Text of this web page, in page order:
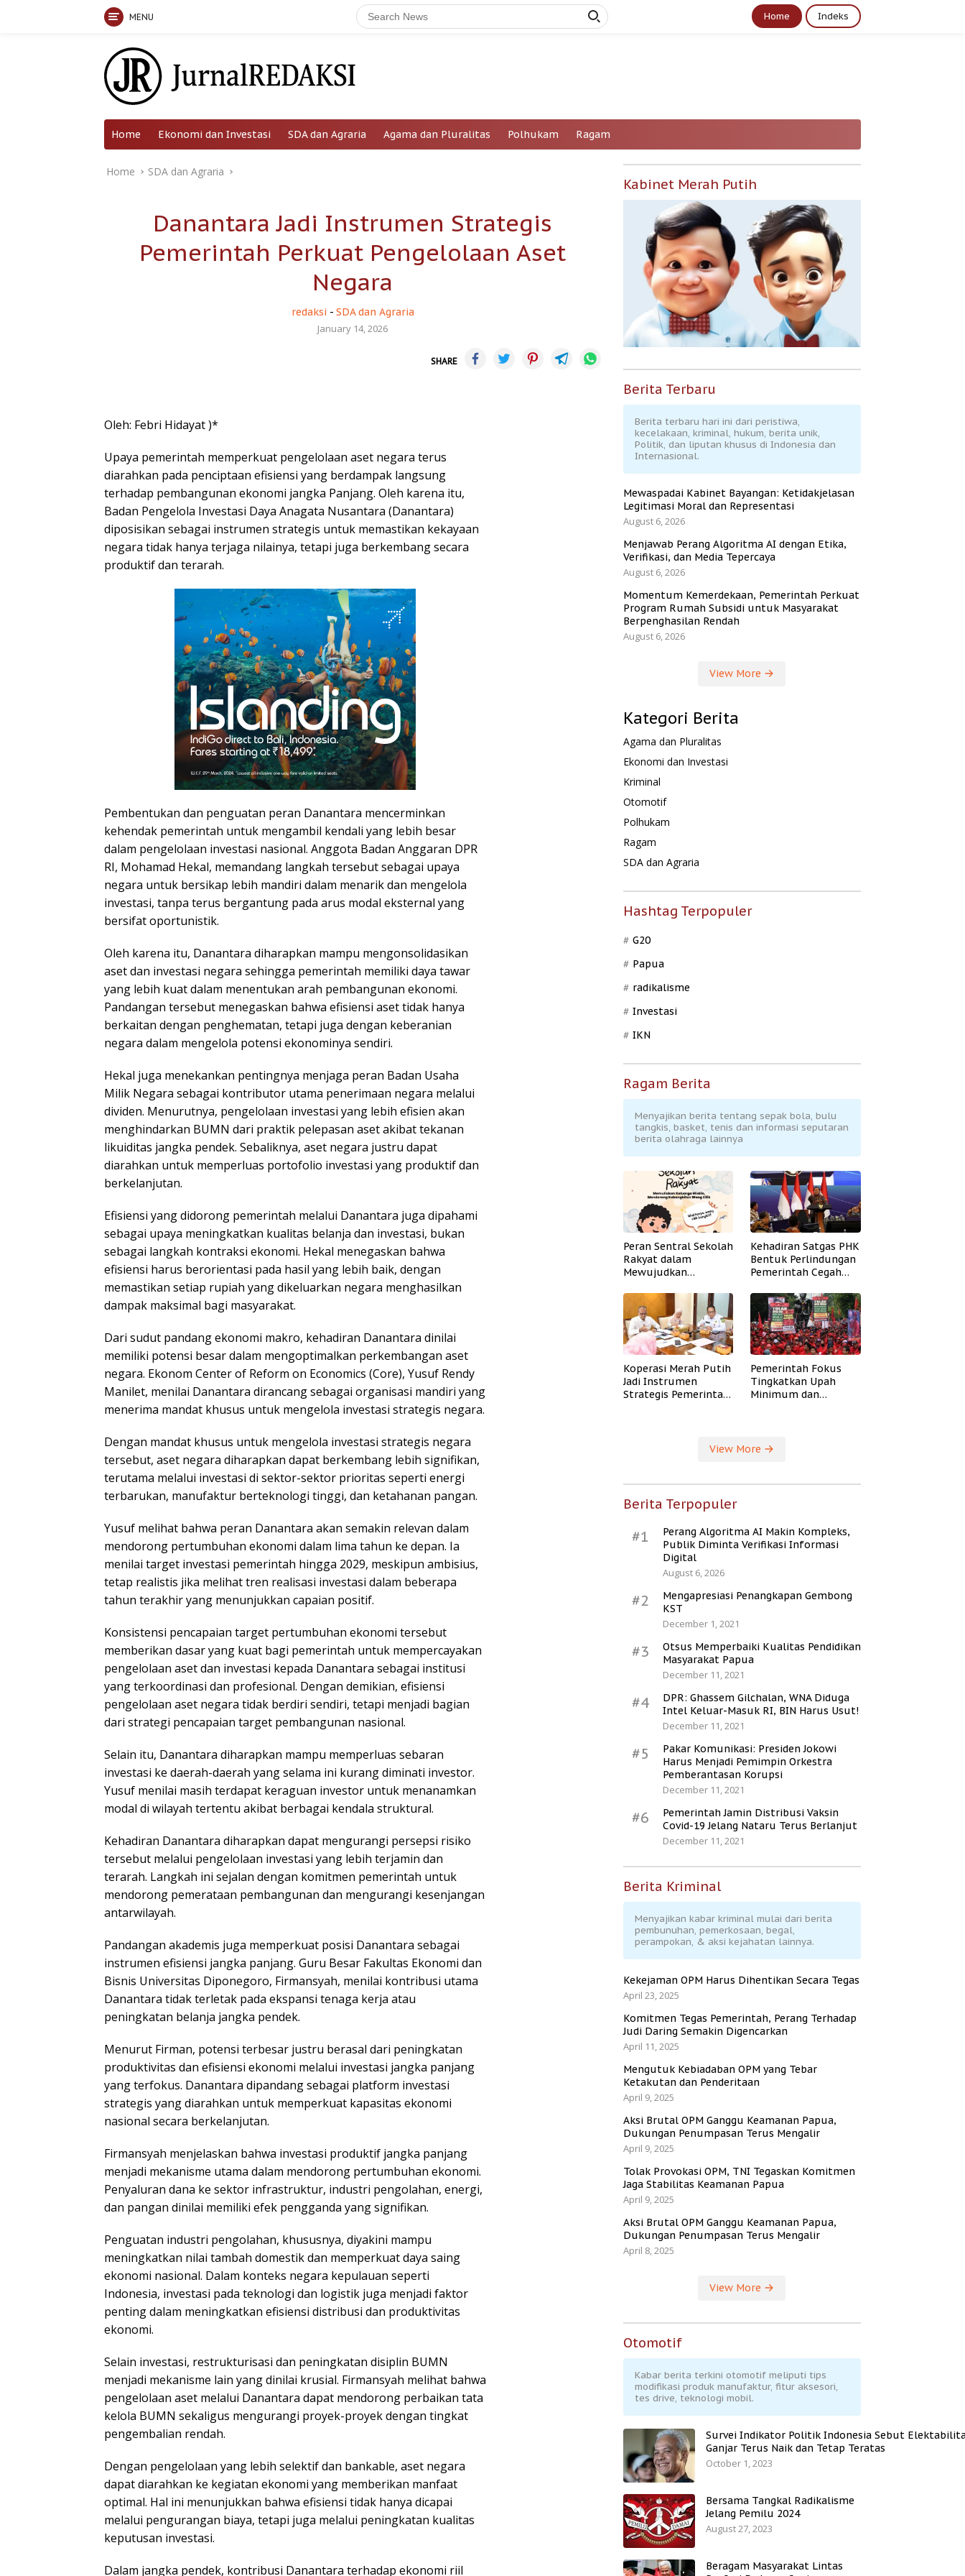
MENU Home Indeks
Home Ekonomi dan Investasi SDA dan Agraria Agama dan Pluralitas Polhukam Ragam
Home SDA dan Agraria
Danantara Jadi Instrumen Strategis
Pemerintah Perkuat Pengelolaan Aset
Negara
redaksi - SDA dan Agraria
January 14, 2026
SHARE
Oleh: Febri Hidayat )*
Upaya pemerintah memperkuat pengelolaan aset negara terus
diarahkan pada penciptaan efisiensi yang berdampak langsung
terhadap pembangunan ekonomi jangka Panjang. Oleh karena itu,
Badan Pengelola Investasi Daya Anagata Nusantara (Danantara)
diposisikan sebagai instrumen strategis untuk memastikan kekayaan
negara tidak hanya terjaga nilainya, tetapi juga berkembang secara
produktif dan terarah.
Pembentukan dan penguatan peran Danantara mencerminkan
kehendak pemerintah untuk mengambil kendali yang lebih besar
dalam pengelolaan investasi nasional. Anggota Badan Anggaran DPR
RI, Mohamad Hekal, memandang langkah tersebut sebagai upaya
negara untuk bersikap lebih mandiri dalam menarik dan mengelola
investasi, tanpa terus bergantung pada arus modal eksternal yang
bersifat oportunistik.
Oleh karena itu, Danantara diharapkan mampu mengonsolidasikan
aset dan investasi negara sehingga pemerintah memiliki daya tawar
yang lebih kuat dalam menentukan arah pembangunan ekonomi.
Pandangan tersebut menegaskan bahwa efisiensi aset tidak hanya
berkaitan dengan penghematan, tetapi juga dengan keberanian
negara dalam mengelola potensi ekonominya sendiri.
Hekal juga menekankan pentingnya menjaga peran Badan Usaha
Milik Negara sebagai kontributor utama penerimaan negara melalui
dividen. Menurutnya, pengelolaan investasi yang lebih efisien akan
menghindarkan BUMN dari praktik pelepasan aset akibat tekanan
likuiditas jangka pendek. Sebaliknya, aset negara justru dapat
diarahkan untuk memperluas portofolio investasi yang produktif dan
berkelanjutan.
Efisiensi yang didorong pemerintah melalui Danantara juga dipahami
sebagai upaya meningkatkan kualitas belanja dan investasi, bukan
sebagai langkah kontraksi ekonomi. Hekal menegaskan bahwa
efisiensi harus berorientasi pada hasil yang lebih baik, dengan
memastikan setiap rupiah yang dikeluarkan negara menghasilkan
dampak maksimal bagi masyarakat.
Dari sudut pandang ekonomi makro, kehadiran Danantara dinilai
memiliki potensi besar dalam mengoptimalkan perkembangan aset
negara. Ekonom Center of Reform on Economics (Core), Yusuf Rendy
Manilet, menilai Danantara dirancang sebagai organisasi mandiri yang
menerima mandat khusus untuk mengelola investasi strategis negara.
Dengan mandat khusus untuk mengelola investasi strategis negara
tersebut, aset negara diharapkan dapat berkembang lebih signifikan,
terutama melalui investasi di sektor-sektor prioritas seperti energi
terbarukan, manufaktur berteknologi tinggi, dan ketahanan pangan.
Yusuf melihat bahwa peran Danantara akan semakin relevan dalam
mendorong pertumbuhan ekonomi dalam lima tahun ke depan. Ia
menilai target investasi pemerintah hingga 2029, meskipun ambisius,
tetap realistis jika melihat tren realisasi investasi dalam beberapa
tahun terakhir yang menunjukkan capaian positif.
Konsistensi pencapaian target pertumbuhan ekonomi tersebut
memberikan dasar yang kuat bagi pemerintah untuk mempercayakan
pengelolaan aset dan investasi kepada Danantara sebagai institusi
yang terkoordinasi dan profesional. Dengan demikian, efisiensi
pengelolaan aset negara tidak berdiri sendiri, tetapi menjadi bagian
dari strategi pencapaian target pembangunan nasional.
Selain itu, Danantara diharapkan mampu memperluas sebaran
investasi ke daerah-daerah yang selama ini kurang diminati investor.
Yusuf menilai masih terdapat keraguan investor untuk menanamkan
modal di wilayah tertentu akibat berbagai kendala struktural.
Kehadiran Danantara diharapkan dapat mengurangi persepsi risiko
tersebut melalui pengelolaan investasi yang lebih terjamin dan
terarah. Langkah ini sejalan dengan komitmen pemerintah untuk
mendorong pemerataan pembangunan dan mengurangi kesenjangan
antarwilayah.
Pandangan akademis juga memperkuat posisi Danantara sebagai
instrumen efisiensi jangka panjang. Guru Besar Fakultas Ekonomi dan
Bisnis Universitas Diponegoro, Firmansyah, menilai kontribusi utama
Danantara tidak terletak pada ekspansi tenaga kerja atau
peningkatan belanja jangka pendek.
Menurut Firman, potensi terbesar justru berasal dari peningkatan
produktivitas dan efisiensi ekonomi melalui investasi jangka panjang
yang terfokus. Danantara dipandang sebagai platform investasi
strategis yang diarahkan untuk memperkuat kapasitas ekonomi
nasional secara berkelanjutan.
Firmansyah menjelaskan bahwa investasi produktif jangka panjang
menjadi mekanisme utama dalam mendorong pertumbuhan ekonomi.
Penyaluran dana ke sektor infrastruktur, industri pengolahan, energi,
dan pangan dinilai memiliki efek pengganda yang signifikan.
Penguatan industri pengolahan, khususnya, diyakini mampu
meningkatkan nilai tambah domestik dan memperkuat daya saing
ekonomi nasional. Dalam konteks negara kepulauan seperti
Indonesia, investasi pada teknologi dan logistik juga menjadi faktor
penting dalam meningkatkan efisiensi distribusi dan produktivitas
ekonomi.
Selain investasi, restrukturisasi dan peningkatan disiplin BUMN
menjadi mekanisme lain yang dinilai krusial. Firmansyah melihat bahwa
pengelolaan aset melalui Danantara dapat mendorong perbaikan tata
kelola BUMN sekaligus mengurangi proyek-proyek dengan tingkat
pengembalian rendah.
Dengan pengelolaan yang lebih selektif dan bankable, aset negara
dapat diarahkan ke kegiatan ekonomi yang memberikan manfaat
optimal. Hal ini menunjukkan bahwa efisiensi tidak hanya dicapai
melalui pengurangan biaya, tetapi juga melalui peningkatan kualitas
keputusan investasi.
Dalam jangka pendek, kontribusi Danantara terhadap ekonomi riil
Kabinet Merah Putih
Berita Terbaru
Berita terbaru hari ini dari peristiwa,
kecelakaan, kriminal, hukum, berita unik,
Politik, dan liputan khusus di Indonesia dan
Internasional.
Mewaspadai Kabinet Bayangan: Ketidakjelasan
Legitimasi Moral dan Representasi
August 6, 2026
Menjawab Perang Algoritma AI dengan Etika,
Verifikasi, dan Media Tepercaya
August 6, 2026
Momentum Kemerdekaan, Pemerintah Perkuat
Program Rumah Subsidi untuk Masyarakat
Berpenghasilan Rendah
August 6, 2026
View More
Kategori Berita
Agama dan Pluralitas
Ekonomi dan Investasi
Kriminal
Otomotif
Polhukam
Ragam
SDA dan Agraria
Hashtag Terpopuler
G20
Papua
radikalisme
Investasi
IKN
Ragam Berita
Menyajikan berita tentang sepak bola, bulu
tangkis, basket, tenis dan informasi seputaran
berita olahraga lainnya
Peran Sentral Sekolah
Rakyat dalam
Mewujudkan
Kehadiran Satgas PHK
Bentuk Perlindungan
Pemerintah Cegah
Koperasi Merah Putih
Jadi Instrumen
Strategis Pemerintah
Pemerintah Fokus
Tingkatkan Upah
Minimum dan
View More
Berita Terpopuler
#1
Perang Algoritma AI Makin Kompleks,
Publik Diminta Verifikasi Informasi
Digital
August 6, 2026
#2
Mengapresiasi Penangkapan Gembong
KST
December 1, 2021
#3
Otsus Memperbaiki Kualitas Pendidikan
Masyarakat Papua
December 11, 2021
#4
DPR: Ghassem Gilchalan, WNA Diduga
Intel Keluar-Masuk RI, BIN Harus Usut!
December 11, 2021
#5
Pakar Komunikasi: Presiden Jokowi
Harus Menjadi Pemimpin Orkestra
Pemberantasan Korupsi
December 11, 2021
#6
Pemerintah Jamin Distribusi Vaksin
Covid-19 Jelang Nataru Terus Berlanjut
December 11, 2021
Berita Kriminal
Menyajikan kabar kriminal mulai dari berita
pembunuhan, pemerkosaan, begal,
perampokan, & aksi kejahatan lainnya.
Kekejaman OPM Harus Dihentikan Secara Tegas
April 23, 2025
Komitmen Tegas Pemerintah, Perang Terhadap
Judi Daring Semakin Digencarkan
April 11, 2025
Mengutuk Kebiadaban OPM yang Tebar
Ketakutan dan Penderitaan
April 9, 2025
Aksi Brutal OPM Ganggu Keamanan Papua,
Dukungan Penumpasan Terus Mengalir
April 9, 2025
Tolak Provokasi OPM, TNI Tegaskan Komitmen
Jaga Stabilitas Keamanan Papua
April 9, 2025
Aksi Brutal OPM Ganggu Keamanan Papua,
Dukungan Penumpasan Terus Mengalir
April 8, 2025
View More
Otomotif
Kabar berita terkini otomotif meliputi tips
modifikasi produk manufaktur, fitur aksesori,
tes drive, teknologi mobil.
Survei Indikator Politik Indonesia Sebut
Ganjar Terus Naik dan Tetap Teratas
October 1, 2023
Bersama Tangkal Radikalisme
Jelang Pemilu 2024
August 27, 2023
Beragam Masyarakat Lintas